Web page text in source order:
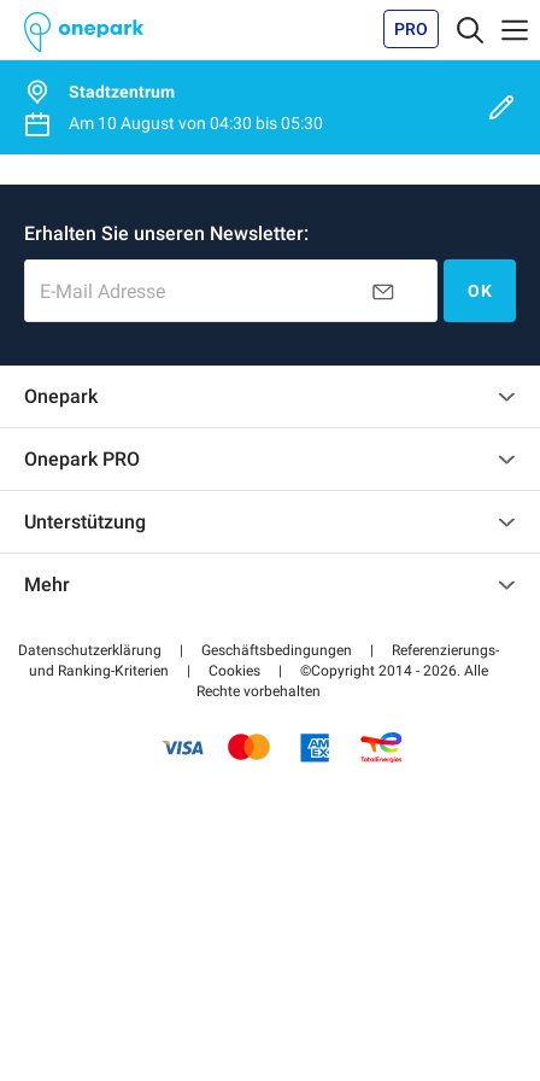
PRO
Stadtzentrum
Am 10 August von 04:30 bis05:30
Erhalten Sie unseren Newsletter:
E-Mail Adresse OK
Onepark
Onepark PRO
Werden Sie unser Partner
Auf meinen Partnerbereich zugreifen
Unterstützung
Bezahlen Sie Ihren Parkplatz FLOW
Mehr
Datenschutzerklärung | Geschäftsbedingungen |
Referenzierungs-
und Ranking-Kriterien
| Cookies |
©Copyright 2014 - 2026. Alle
Rechte vorbehalten